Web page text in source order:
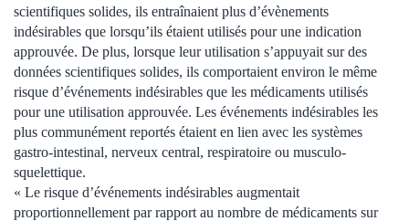
scientifiques solides, ils entraînaient plus d’évènements
indésirables que lorsqu’ils étaient utilisés pour une indication
approuvée. De plus, lorsque leur utilisation s’appuyait sur des
données scientifiques solides, ils comportaient environ le même
risque d’événements indésirables que les médicaments utilisés
pour une utilisation approuvée. Les événements indésirables les
plus communément reportés étaient en lien avec les systèmes
gastro-intestinal, nerveux central, respiratoire ou musculo-
squelettique.
« Le risque d’événements indésirables augmentait
proportionnellement par rapport au nombre de médicaments sur